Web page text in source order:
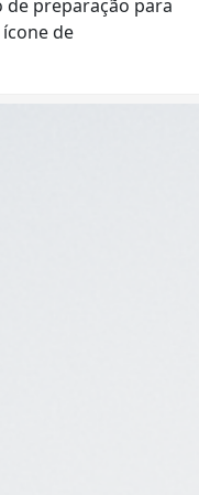
de preparação para
de